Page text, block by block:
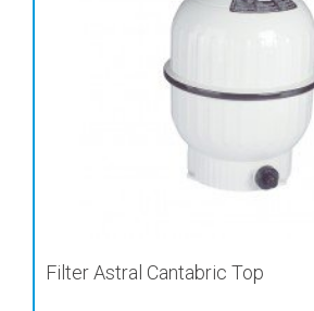
Filter Astral Cantabric Top